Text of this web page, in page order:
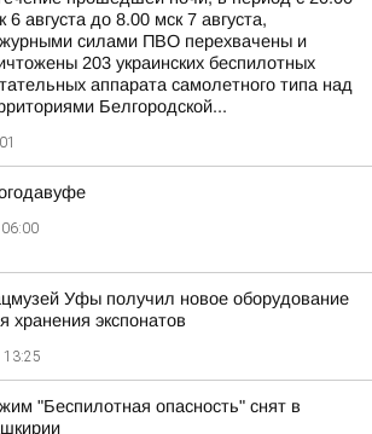
6 августа до 8.00 мск 7 августа,
силами ПВО перехвачены и
203 украинских беспилотных
аппарата самолетного типа над
Белгородской...
06:00
Уфы получил новое оборудование
хранения экспонатов
13:25
"Беспилотная опасность" снят в